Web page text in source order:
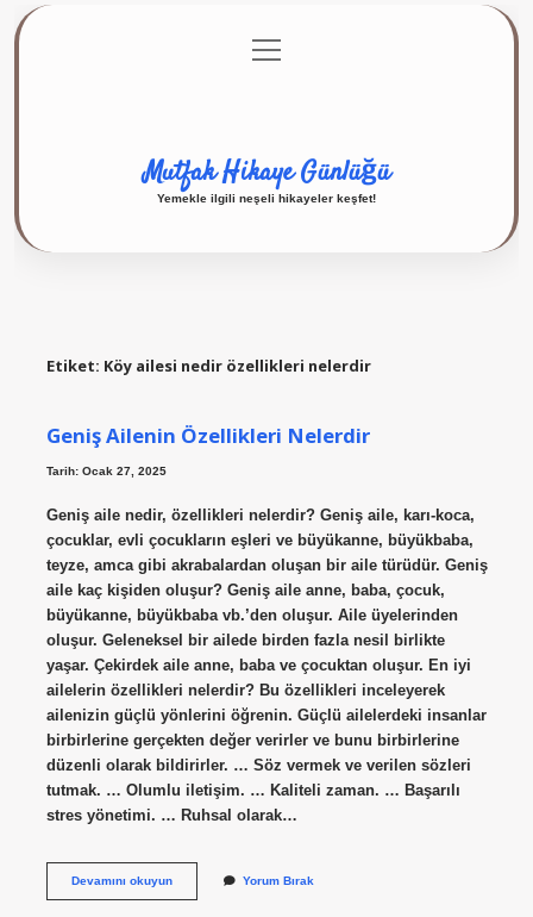
Gizlilik Politikası
menüyü
aç
Mutfak Hikaye Günlüğü
Yemekle ilgili neşeli hikayeler keşfet!
Etiket: Köy ailesi nedir özellikleri nelerdir
Geniş Ailenin Özellikleri Nelerdir
Tarih: Ocak 27, 2025
Geniş aile nedir, özellikleri nelerdir? Geniş aile, karı-koca,
çocuklar, evli çocukların eşleri ve büyükanne, büyükbaba,
teyze, amca gibi akrabalardan oluşan bir aile türüdür. Geniş
aile kaç kişiden oluşur? Geniş aile anne, baba, çocuk,
büyükanne, büyükbaba vb.’den oluşur. Aile üyelerinden
oluşur. Geleneksel bir ailede birden fazla nesil birlikte
yaşar. Çekirdek aile anne, baba ve çocuktan oluşur. En iyi
ailelerin özellikleri nelerdir? Bu özellikleri inceleyerek
ailenizin güçlü yönlerini öğrenin. Güçlü ailelerdeki insanlar
birbirlerine gerçekten değer verirler ve bunu birbirlerine
düzenli olarak bildirirler. … Söz vermek ve verilen sözleri
tutmak. … Olumlu iletişim. … Kaliteli zaman. … Başarılı
stres yönetimi. … Ruhsal olarak…
Devamını okuyunGeniş
Yorum Bırak